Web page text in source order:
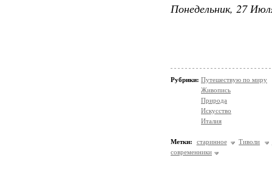
Понедельник, 27
Рубрики: Путешествую по миру
Живопись
Природа
Искусство
Италия
Метки: старинное Тиволи
современники